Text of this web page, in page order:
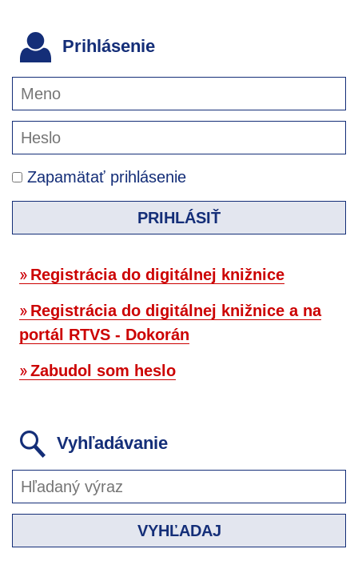
Prihlásenie
Zapamätať prihlásenie
PRIHLÁSIŤ
Registrácia do digitálnej knižnice
Registrácia do digitálnej knižnice a na
portál RTVS - Dokorán
Zabudol som heslo
Vyhľadávanie
VYHĽADAJ